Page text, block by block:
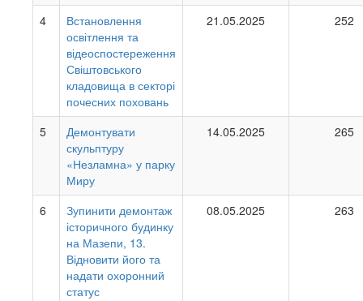
4
Встановлення
освітлення та
відеоспостереження
Свіштовського
кладовища в секторі
почесних поховань
21.05.2025 252
5
Демонтувати
скульптуру
«Незламна» у парку
Миру
14.05.2025 265
6
Зупинити демонтаж
історичного будинку
на Мазепи, 13.
Відновити його та
надати охоронний
статус
08.05.2025 263